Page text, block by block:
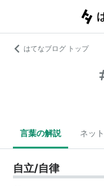
はてなブログ トップ
言葉の解説 ネッ
自立/自律